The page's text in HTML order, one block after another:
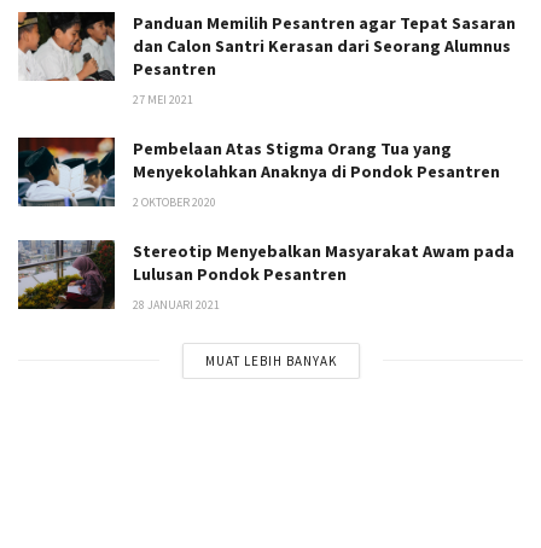
Panduan Memilih Pesantren agar Tepat Sasaran
dan Calon Santri Kerasan dari Seorang Alumnus
Pesantren
27 MEI 2021
Pembelaan Atas Stigma Orang Tua yang
Menyekolahkan Anaknya di Pondok Pesantren
2 OKTOBER 2020
Stereotip Menyebalkan Masyarakat Awam pada
Lulusan Pondok Pesantren
28 JANUARI 2021
MUAT LEBIH BANYAK